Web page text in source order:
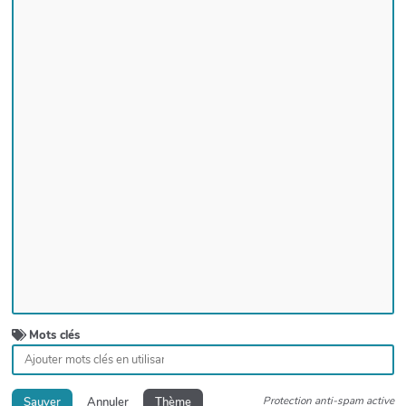
Mots clés
Sauver Annuler Thème Protection anti-spam active